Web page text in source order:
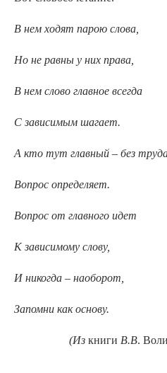
В нем ходят парою слова,
Но не равны у них права,
В нем слово главное всегда
С зависимым шагает.
А кто тут главный – без
Вопрос определяет.
Вопрос от главного идет
К зависимому слову,
И никогда – наоборот,
Запомни как основу.
(Из книги В.В.